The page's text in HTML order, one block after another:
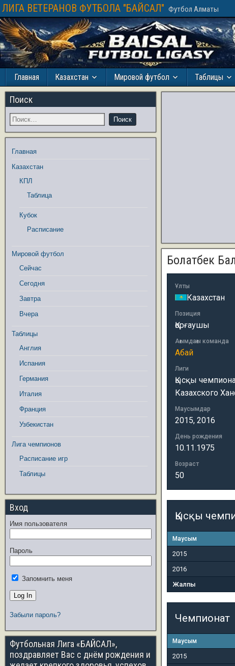
ЛИГА ВЕТЕРАНОВ ФУТБОЛА "БАЙСАЛ" Футбол Алматы
Главная Казахстан Мировой футбол Таблицы
Болатбек
Ұлты
Казахстан
Позиция
Қорғаушы
Ағымдағы команда
Абай
Лиги
Қысқы
Казахского
Маусымдар
2015, 2016
День рождения
10.11.1975
Возраст
50
Қысқы
Маусым
2015
2016
Жалпы
Чемпионат
Маусым
2015
Поиск
Главная
Казахстан
КПЛ
Таблица
Кубок
Расписание
Мировой футбол
Сейчас
Сегодня
Завтра
Вчера
Таблицы
Англия
Испания
Германия
Италия
Франция
Узбекистан
Лига чемпионов
Расписание игр
Таблицы
Вход
Имя пользователя
Пароль
Запомнить меня
Забыли пароль?
Футбольная Лига «БАЙСАЛ»,
поздравляет Вас с днём рождения и